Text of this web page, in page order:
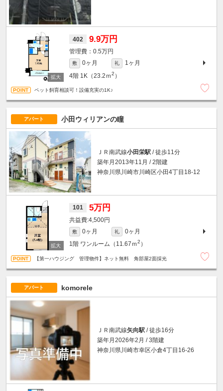
402 9.9万円
0.5万円
敷 0ヶ月 礼
1ヶ月
4階 1K（23.2ｍ2 ）
ペット飼育相談可！設備充実の1K♪
アパート 小田ウィリアンの瞳
ＪＲ南武線小田栄駅 / 徒歩11分
築年月2013年11月 / 2階建
神奈川県川崎市川崎区小田4丁目18-12
101 5万円
4,500円
敷 0ヶ月 礼
0ヶ月
1階 ワンルーム（11.67ｍ2 ）
【第一ハウジング 管理物件】ネット無料 角部屋2面採光
アパート komorele
ＪＲ南武線矢向駅 / 徒歩16分
築年月2026年2月 / 3階建
神奈川県川崎市幸区小倉4丁目16-26